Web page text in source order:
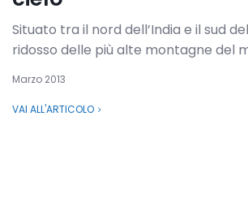
Situato tra il nord dell’India e il sud
ridosso delle più alte montagne del
Marzo 2013
VAI ALL'ARTICOLO